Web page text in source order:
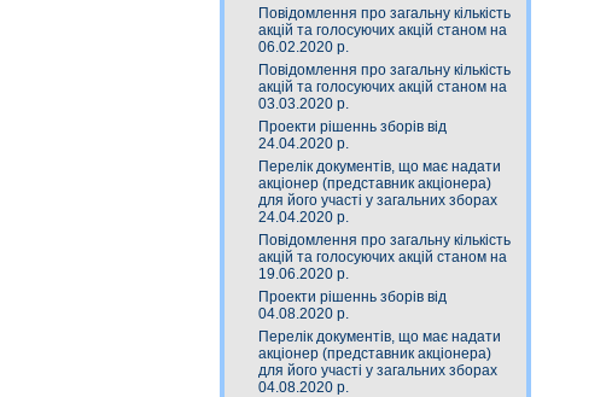
Повідомлення про загальну кількість
акцій та голосуючих акцій станом на
06.02.2020 р.
Повідомлення про загальну кількість
акцій та голосуючих акцій станом на
03.03.2020 р.
Проекти рішеннь зборів від
24.04.2020 р.
Перелік документів, що має надати
акціонер (представник акціонера)
для його участі у загальних зборах
24.04.2020 р.
Повідомлення про загальну кількість
акцій та голосуючих акцій станом на
19.06.2020 р.
Проекти рішеннь зборів від
04.08.2020 р.
Перелік документів, що має надати
акціонер (представник акціонера)
для його участі у загальних зборах
04.08.2020 р.